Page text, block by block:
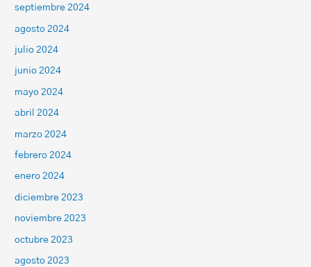
septiembre 2024
agosto 2024
julio 2024
junio 2024
mayo 2024
abril 2024
marzo 2024
febrero 2024
enero 2024
diciembre 2023
noviembre 2023
octubre 2023
agosto 2023